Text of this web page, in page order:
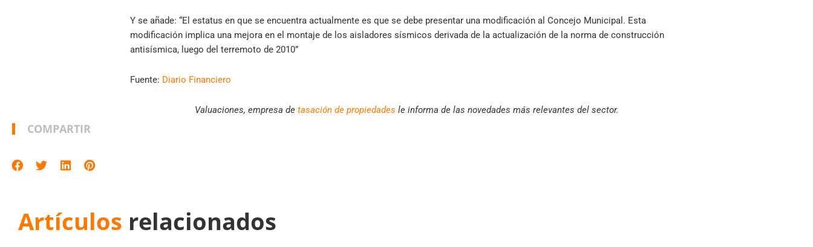
Y se añade: “El estatus en que se encuentra actualmente es que se debe presentar una modificación al Concejo Municipal. Esta
modificación implica una mejora en el montaje de los aisladores sísmicos derivada de la actualización de la norma de construcción
antisísmica, luego del terremoto de 2010”
Fuente: Diario Financiero
Valuaciones, empresa de tasación de propiedades le informa de las novedades más relevantes del sector.
COMPARTIR
Artículos relacionados